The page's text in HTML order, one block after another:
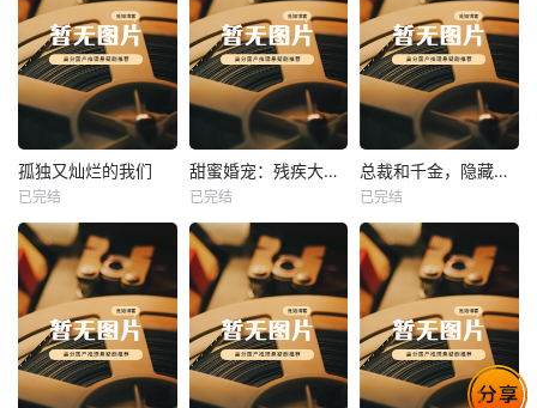
热播
未知
孤独又灿烂的我们
已完结
热播
未知
甜蜜婚宠：残疾大佬夜夜撩
已完结
热播
未知
总裁和千金，隐藏身份闪婚了
已完结